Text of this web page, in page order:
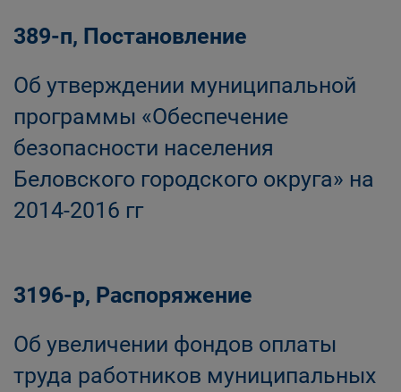
389-п, Постановление
Об утверждении муниципальной
программы «Обеспечение
безопасности населения
Беловского городского округа» на
2014-2016 гг
3196-р, Распоряжение
Об увеличении фондов оплаты
труда работников муниципальных